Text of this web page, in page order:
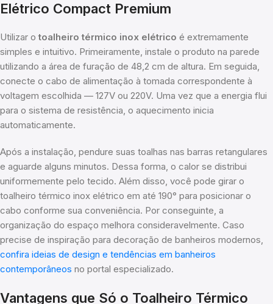
Elétrico Compact Premium
Utilizar o toalheiro térmico inox elétrico é extremamente
simples e intuitivo. Primeiramente, instale o produto na parede
utilizando a área de furação de 48,2 cm de altura. Em seguida,
conecte o cabo de alimentação à tomada correspondente à
voltagem escolhida — 127V ou 220V. Uma vez que a energia flui
para o sistema de resistência, o aquecimento inicia
automaticamente.
Após a instalação, pendure suas toalhas nas barras retangulares
e aguarde alguns minutos. Dessa forma, o calor se distribui
uniformemente pelo tecido. Além disso, você pode girar o
toalheiro térmico inox elétrico em até 190° para posicionar o
cabo conforme sua conveniência. Por conseguinte, a
organização do espaço melhora consideravelmente. Caso
precise de inspiração para decoração de banheiros modernos,
confira ideias de design e tendências em banheiros
contemporâneos no portal especializado.
Vantagens que Só o Toalheiro Térmico